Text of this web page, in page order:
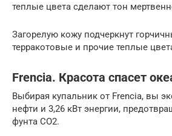
теплые цвета сделают тон
Загорелую кожу подчеркнут
терракотовые и прочие теплые
Frеncia. Красота спасет
Выбирая купальник от Frencia, вы
нефти и 3,26 кВт энергии,
фунта CO2.